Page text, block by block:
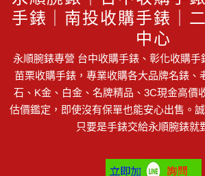
手錶｜南投收購手錶｜
中心
永順腕錶專營 台中收購手錶、彰化收購手
苗栗收購手錶，專業收購各大品牌名錶、
石、K金、白金、名牌精品、3C現金高價
估價鑑定，即使沒有保單也能安心出售。
只要是手錶交給永順腕錶就